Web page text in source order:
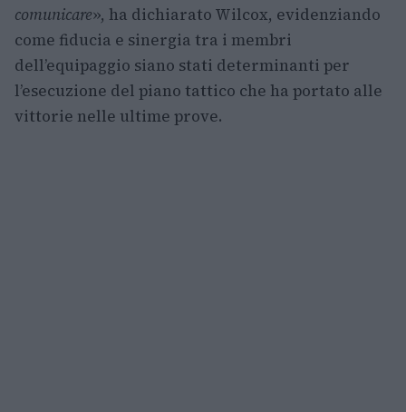
comunicare», ha dichiarato Wilcox, evidenziando
come fiducia e sinergia tra i membri
dell’equipaggio siano stati determinanti per
l’esecuzione del piano tattico che ha portato alle
vittorie nelle ultime prove.